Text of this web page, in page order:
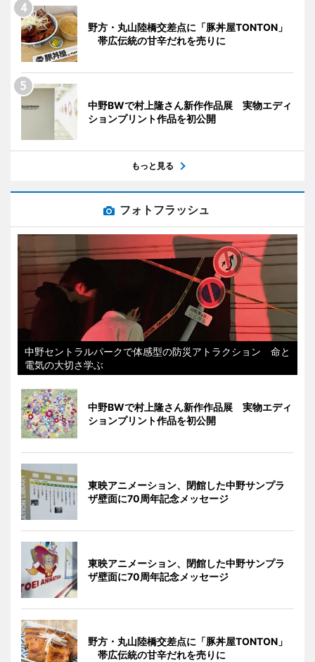
野方・丸山陸橋交差点に「豚丼屋TONTON」
帯広伝統の甘辛だれを売りに
中野BWで村上隆さん新作作品展 実物エディ
ションプリント作品を初公開
もっと見る
フォトフラッシュ
中野セントラルパークで体感型の防災アトラクション 命と
電気の大切さ学ぶ
中野BWで村上隆さん新作作品展 実物エディ
ションプリント作品を初公開
東映アニメーション、閉館した中野サンプラ
ザ壁面に70周年記念メッセージ
東映アニメーション、閉館した中野サンプラ
ザ壁面に70周年記念メッセージ
野方・丸山陸橋交差点に「豚丼屋TONTON」
帯広伝統の甘辛だれを売りに